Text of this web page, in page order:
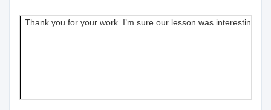
Thank you for your work. I’m sure our lesson was interesting